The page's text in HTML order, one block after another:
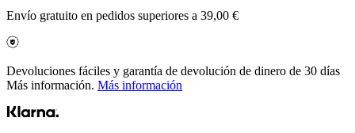
Envío gratuito en pedidos superiores a 39,00 €
Devoluciones fáciles y garantía de devolución de dinero de 30 días
Más información. Más información